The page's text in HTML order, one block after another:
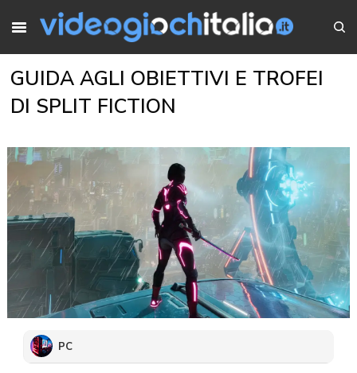
GUIDA AGLI OBIETTIVI E TROFEI
DI SPLIT FICTION
PC